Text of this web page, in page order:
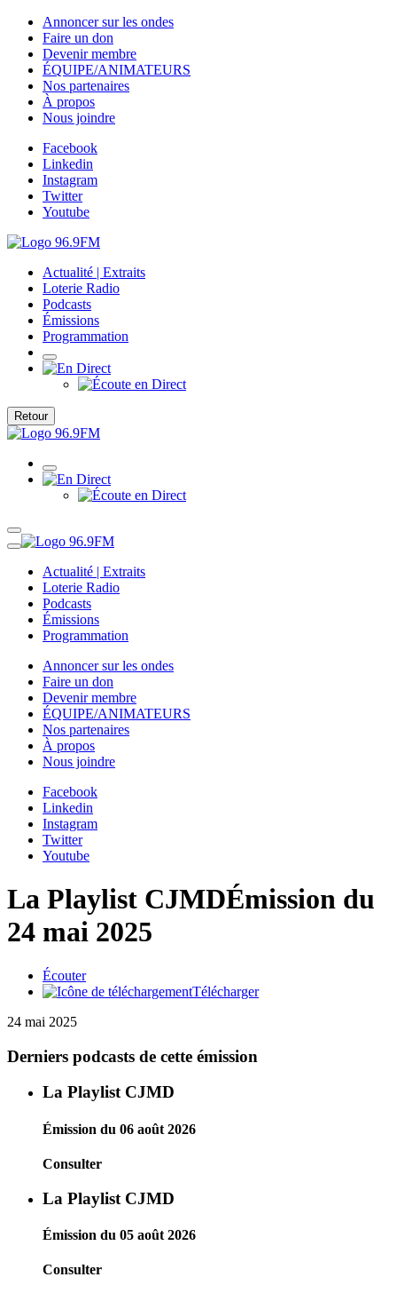
Annoncer sur les ondes
Faire un don
Devenir membre
ÉQUIPE/ANIMATEURS
Nos partenaires
À propos
Nous joindre
Facebook
Linkedin
Instagram
Twitter
Youtube
Actualité | Extraits
Loterie Radio
Podcasts
Émissions
Programmation
Retour
Actualité | Extraits
Loterie Radio
Podcasts
Émissions
Programmation
Annoncer sur les ondes
Faire un don
Devenir membre
ÉQUIPE/ANIMATEURS
Nos partenaires
À propos
Nous joindre
Facebook
Linkedin
Instagram
Twitter
Youtube
La Playlist CJMDÉmission du
24 mai 2025
Écouter
Télécharger
24 mai 2025
Derniers podcasts de cette émission
La Playlist CJMD
Émission du 06 août 2026
Consulter
La Playlist CJMD
Émission du 05 août 2026
Consulter